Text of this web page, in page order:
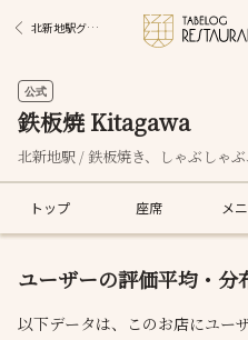
北新地駅グルメ
公式
鉄板焼 Kitagawa
北新地駅 / 鉄板焼き、しゃぶしゃ
トップ 座席 メ
ユーザーの評価平均・分
以下データは、このお店にユー